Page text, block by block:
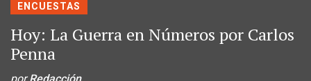
ENCUESTAS
Hoy: La Guerra en Números por Carlos
Penna